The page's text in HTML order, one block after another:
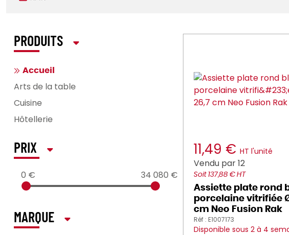
PRODUITS
Accueil
Arts de la table
Cuisine
Hôtellerie
PRIX
0 € 34 080 €
MARQUE
11,49 € HT l'unité
Vendu par 12
Soit 137,88 € HT
Assiette plate rond
porcelaine vitrifiée
cm Neo Fusion Rak
Réf : E1007173
Disponible sous 2 à 4